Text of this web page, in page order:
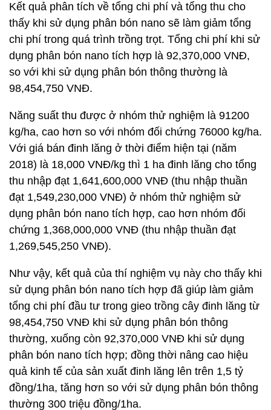
Kết quả phân tích về tổng chi phí và tổng thu cho
thấy khi sử dụng phân bón nano sẽ làm giảm tổng
chi phí trong quá trình trồng trọt. Tổng chi phí khi sử
dụng phân bón nano tích hợp là 92,370,000 VNĐ,
so với khi sử dụng phân bón thông thường là
98,454,750 VNĐ.
Năng suất thu được ở nhóm thử nghiệm là 91200
kg/ha, cao hơn so với nhóm đối chứng 76000 kg/ha.
Với giá bán đinh lăng ở thời điểm hiện tại (năm
2018) là 18,000 VNĐ/kg thì 1 ha đinh lăng cho tổng
thu nhập đạt 1,641,600,000 VNĐ (thu nhập thuần
đạt 1,549,230,000 VNĐ) ở nhóm thử nghiệm sử
dụng phân bón nano tích hợp, cao hơn nhóm đối
chứng 1,368,000,000 VNĐ (thu nhập thuần đạt
1,269,545,250 VNĐ).
Như vậy, kết quả của thí nghiệm vụ này cho thấy khi
sử dụng phân bón nano tích hợp đã giúp làm giảm
tổng chi phí đầu tư trong gieo trồng cây đinh lăng từ
98,454,750 VNĐ khi sử dụng phân bón thông
thường, xuống còn 92,370,000 VNĐ khi sử dụng
phân bón nano tích hợp; đồng thời nâng cao hiệu
quả kinh tế của sản xuất đinh lăng lên trên 1,5 tỷ
đồng/1ha, tăng hơn so với sử dụng phân bón thông
thường 300 triệu đồng/1ha.